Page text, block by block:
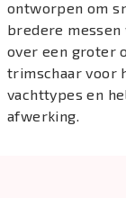
ontworpen om
bredere
over een groter
trimschaar voor
vachttypes en
afwerking.